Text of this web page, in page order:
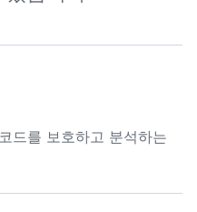
드를 보호하고 분석하는